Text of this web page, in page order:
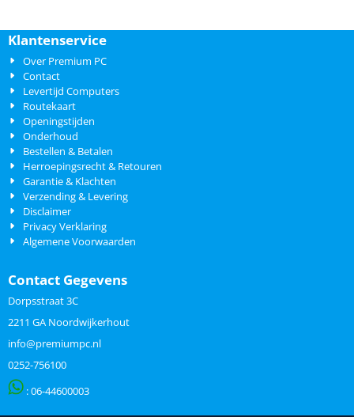
Klantenservice
Over Premium PC
Contact
Levertijd Computers
Routekaart
Openingstijden
Onderhoud
Bestellen & Betalen
Herroepingsrecht & Retouren
Garantie & Klachten
Verzending & Levering
Disclaimer
Privacy Verklaring
Algemene Voorwaarden
Contact Gegevens
Dorpsstraat 3C
2211 GA Noordwijkerhout
info@premiumpc.nl
0252-756100
: 06-44600003